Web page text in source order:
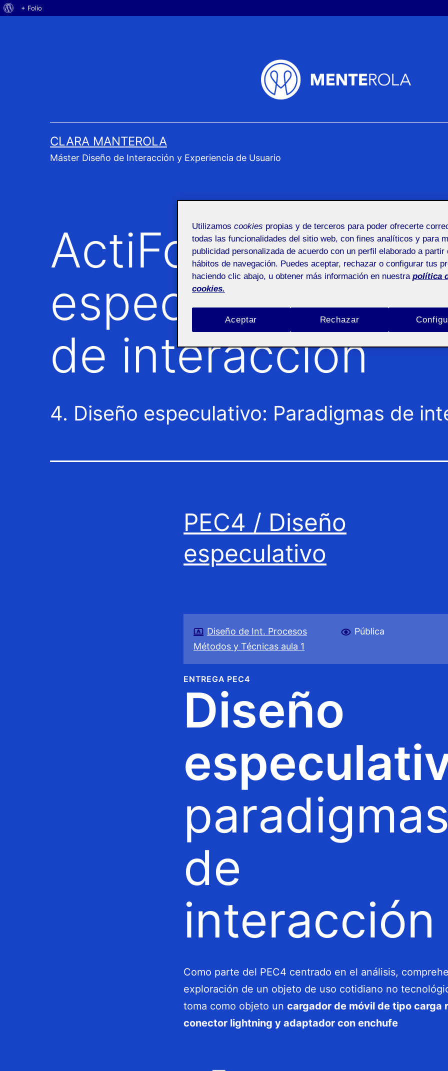
Acerca
+ Folio
CLARA MANTEROLA
Máster Diseño de Interacción y Experiencia de Usuario
ActiFolio:4.
especulativo:
de interacción
4. Diseño especulativo: Paradigmas de
PEC4 / Diseño
especulativo
Diseño de Int. Procesos
Métodos y Técnicas aula 1
Pública
ENTREGA PEC4
Diseño
de
interacción
Como parte del PEC4 centrado en el análisis,
exploración de un objeto de uso cotidiano no
toma como objeto un cargador de móvil de tipo carga
conector lightning y adaptador con enchufe
Utilizamos cookies propias y de terceros para poder ofrecerte
todas las funcionalidades del sitio web, con fines analíticos y para
publicidad personalizada de acuerdo con un perfil elaborado a partir
hábitos de navegación. Puedes aceptar, rechazar o configurar tus
haciendo clic abajo, u obtener más información en nuestra política
cookies.
Rechazar
Aceptar